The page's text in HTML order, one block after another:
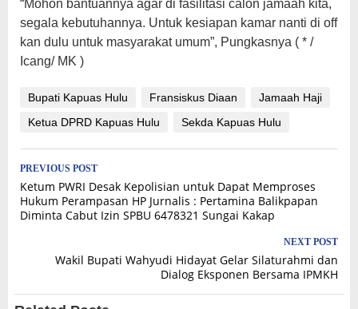
“Mohon bantuannya agar di fasilitasi calon jamaah kita,
segala kebutuhannya. Untuk kesiapan kamar nanti di off
kan dulu untuk masyarakat umum”, Pungkasnya ( * /
Icang/ MK )
Bupati Kapuas Hulu Fransiskus Diaan
Jamaah Haji
Ketua DPRD Kapuas Hulu
Sekda Kapuas Hulu
Post
navigation
PREVIOUS POST
Ketum PWRI Desak Kepolisian untuk Dapat Memproses
Hukum Perampasan HP Jurnalis : Pertamina Balikpapan
Diminta Cabut Izin SPBU 6478321 Sungai Kakap
NEXT POST
Wakil Bupati Wahyudi Hidayat Gelar Silaturahmi dan
Dialog Eksponen Bersama IPMKH